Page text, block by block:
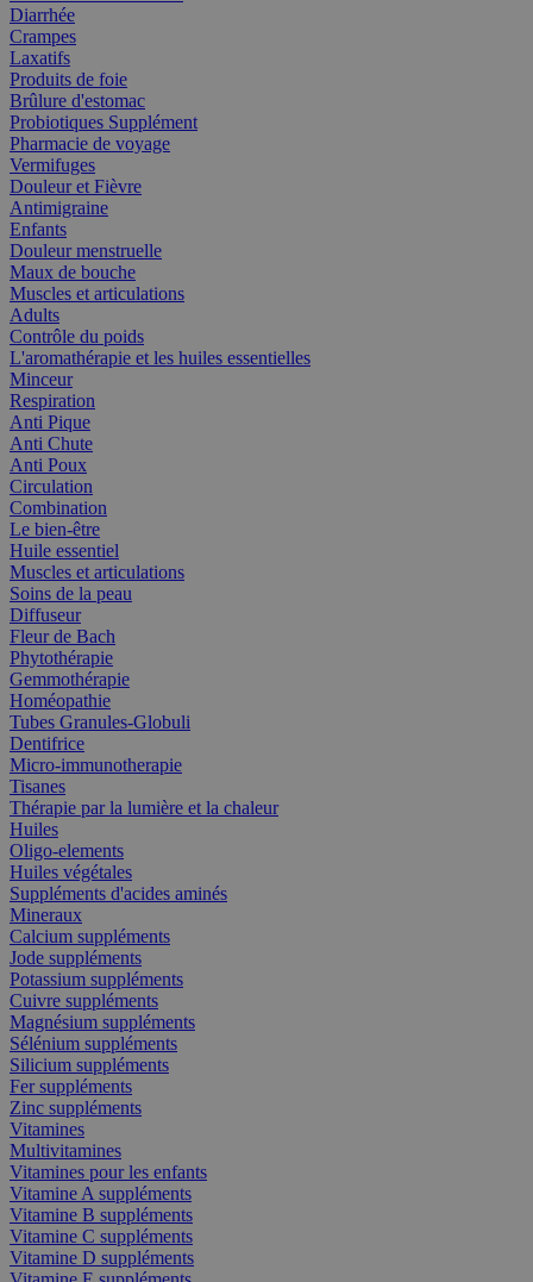
Diarrhée
Crampes
Laxatifs
Produits de foie
Brûlure d'estomac
Probiotiques Supplément
Pharmacie de voyage
Vermifuges
Douleur et Fièvre
Antimigraine
Enfants
Douleur menstruelle
Maux de bouche
Muscles et articulations
Adults
Contrôle du poids
L'aromathérapie et les huiles essentielles
Minceur
Respiration
Anti Pique
Anti Chute
Anti Poux
Circulation
Combination
Le bien-être
Huile essentiel
Muscles et articulations
Soins de la peau
Diffuseur
Fleur de Bach
Phytothérapie
Gemmothérapie
Homéopathie
Tubes Granules-Globuli
Dentifrice
Micro-immunotherapie
Tisanes
Thérapie par la lumière et la chaleur
Huiles
Oligo-elements
Huiles végétales
Suppléments d'acides aminés
Mineraux
Calcium suppléments
Jode suppléments
Potassium suppléments
Cuivre suppléments
Magnésium suppléments
Sélénium suppléments
Silicium suppléments
Fer suppléments
Zinc suppléments
Vitamines
Multivitamines
Vitamines pour les enfants
Vitamine A suppléments
Vitamine B suppléments
Vitamine C suppléments
Vitamine D suppléments